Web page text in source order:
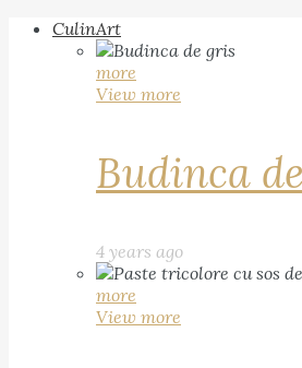
CulinArt
more
View more
Budinca
4 years ago
more
View more